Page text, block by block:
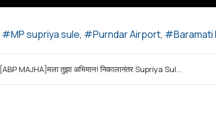
MP supriya sule Purndar Airport
[ABP MAJHA]मला तुझा अभिमान! निकालानंतर Supriya Sul...